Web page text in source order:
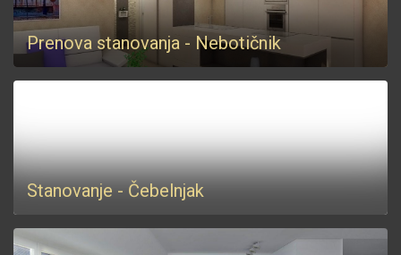
Prenova stanovanja - Nebotičnik
Stanovanje - Čebelnjak